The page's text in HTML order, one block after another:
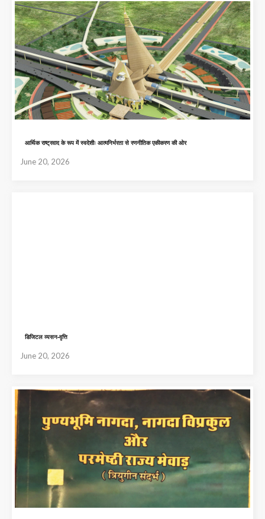
आर्थिक राष्ट्रवाद के रूप में स्वदेशीः आत्मनिर्भरता से रणनीतिक एकीकरण की ओर
June 20, 2026
डिजिटल व्यसन-वृत्ति
June 20, 2026